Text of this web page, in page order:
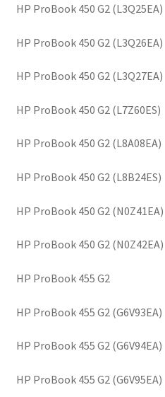
HP ProBook 450 G2 (L3Q25EA)
HP ProBook 450 G2 (L3Q26EA)
HP ProBook 450 G2 (L3Q27EA)
HP ProBook 450 G2 (L7Z60ES)
HP ProBook 450 G2 (L8A08EA)
HP ProBook 450 G2 (L8B24ES)
HP ProBook 450 G2 (N0Z41EA)
HP ProBook 450 G2 (N0Z42EA)
HP ProBook 455 G2
HP ProBook 455 G2 (G6V93EA)
HP ProBook 455 G2 (G6V94EA)
HP ProBook 455 G2 (G6V95EA)